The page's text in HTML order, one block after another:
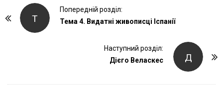
Т
Попередній розділ:
Тема 4. Видатні живописці Іспанії
Д
Наступний розділ:
Дієго Веласкес